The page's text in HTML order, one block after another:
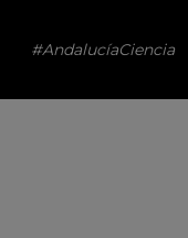
#AndalucíaCiencia